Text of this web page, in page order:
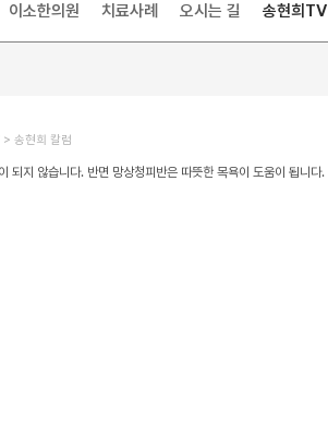
이소한의원 치료사례 오시는 길 송현희TV
> 송현희 칼럼
되지 않습니다. 반면 망상청피반은 따뜻한 목욕이 도움이 됩니다.